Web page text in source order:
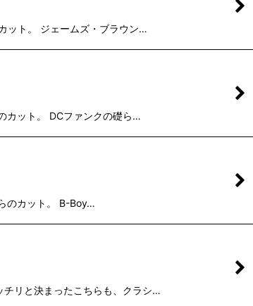
ット。 ジェームズ・ブラウン…
カット。 DCファンクの礎ら…
のカット。 B-Boy…
チリと決まったこちらも、クラシ…